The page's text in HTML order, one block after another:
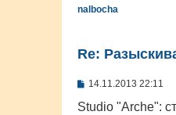
nalbocha
Re:
С
о
14.11.2013 22:11
Studio "Arche":